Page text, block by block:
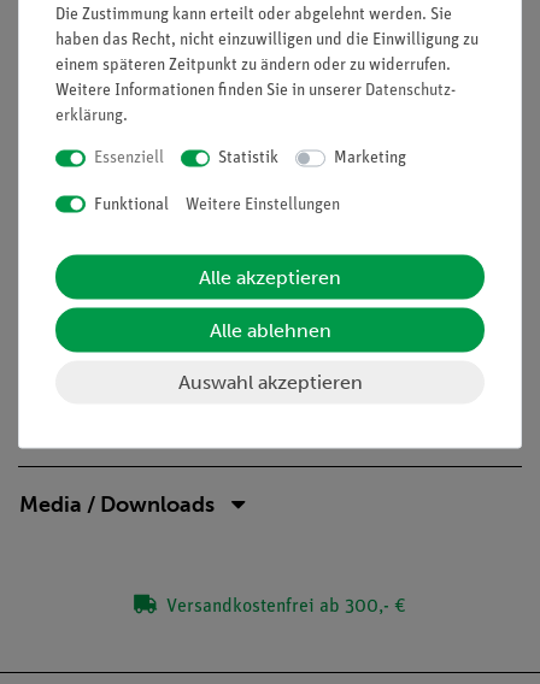
Hartvergoldete, korrosionsbeständige Kontakte
Doppelter Lernerfolg: Elektrischer Schaltplan auf der
Ober- und reele Bauteile auf der Unterseite sichtbar
Aufgaben
Wie verhält sich ein Kondensator im Wechselstromkreis?
Weise nach, dass ein Kondensator einen Wechselstromkreis
abhängt, wenn ein Kondensator in den Wechselstromkreis
eingebaut ist.
Media / Downloads
Versandkostenfrei ab 300,- €
Die Zustimmung kann erteilt oder abgelehnt werden. Sie
haben das Recht, nicht einzuwilligen und die Einwilligung zu
einem späteren Zeitpunkt zu ändern oder zu widerrufen.
Weitere Informationen finden Sie in unserer Daten­schutz­
erklärung.
Essenziell Statistik Marketing
Funktional Weitere Einstellungen
Alle akzeptieren
Alle ablehnen
Auswahl akzeptieren